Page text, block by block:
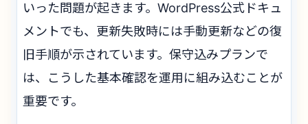
いった問題が起きます。WordPress公式ドキュ
メントでも、更新失敗時には手動更新などの復
旧手順が示されています。保守込みプランで
は、こうした基本確認を運用に組み込むことが
重要です。